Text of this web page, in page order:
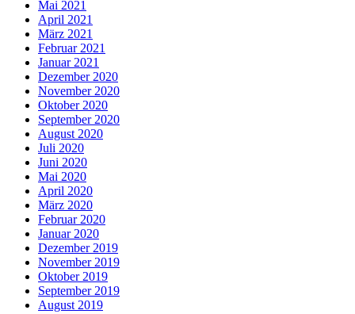
Mai 2021
April 2021
März 2021
Februar 2021
Januar 2021
Dezember 2020
November 2020
Oktober 2020
September 2020
August 2020
Juli 2020
Juni 2020
Mai 2020
April 2020
März 2020
Februar 2020
Januar 2020
Dezember 2019
November 2019
Oktober 2019
September 2019
August 2019